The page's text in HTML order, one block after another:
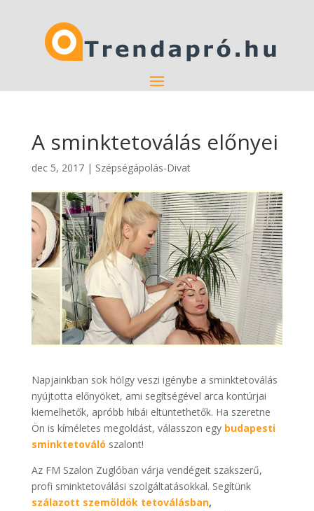
A sminktetoválás előnyei
dec 5, 2017| Szépségápolás-Divat
Napjainkban sok hölgy veszi igénybe a sminktetoválás
nyújtotta előnyöket, ami segítségével arca kontúrjai
kiemelhetők, apróbb hibái eltüntethetők. Ha szeretne
Ön is kíméletes megoldást, válasszon egy budapesti
sminktetováló szalont!
Az FM Szalon Zuglóban várja vendégeit szakszerű,
profi sminktetoválási szolgáltatásokkal. Segítünk
szálazott szemöldök tetoválásban,